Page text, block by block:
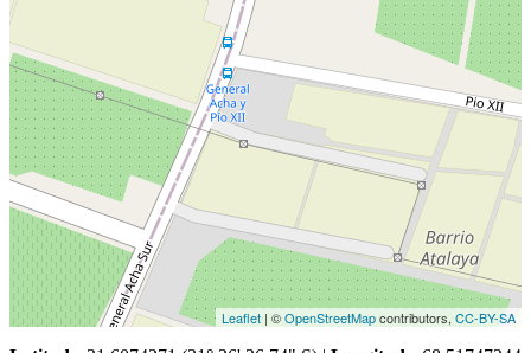
Leaflet | ©OpenStreetMapcontributors, CC-BY-SA